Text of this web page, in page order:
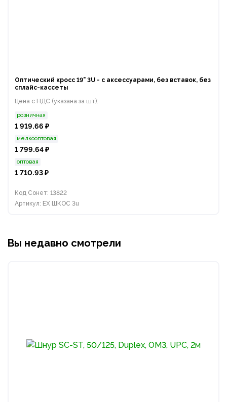
Оптический кросс 19" 3U - с аксессуарами, без вставок, без
сплайс-кассеты
Цена с НДС (указана за шт):
розничная
1 919.66 ₽
мелкооптовая
1 799.64 ₽
оптовая
1 710.93 ₽
Код Сонет: 13822
Артикул: EX ШКОС 3u
Вы недавно смотрели